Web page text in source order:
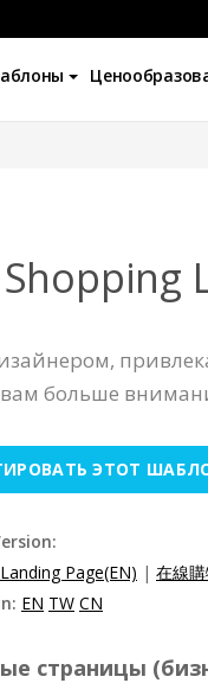
больше
ЭТОТ
Page(EN) | 在線
EN TW CN
страницы